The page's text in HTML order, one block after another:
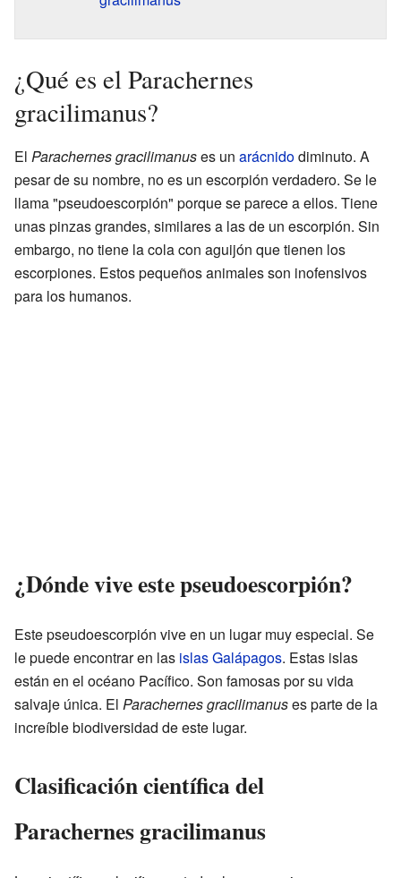
¿Qué es el Parachernes
gracilimanus?
El Parachernes gracilimanuses un arácnidodiminuto. A
pesar de su nombre, no es un escorpión verdadero. Se le
llama "pseudoescorpión" porque se parece a ellos. Tiene
unas pinzas grandes, similares a las de un escorpión. Sin
embargo, no tiene la cola con aguijón que tienen los
escorpiones. Estos pequeños animales son inofensivos
para los humanos.
¿Dónde vive este pseudoescorpión?
Este pseudoescorpión vive en un lugar muy especial. Se
le puede encontrar en las islasGalápagos. Estas islas
están en el océano Pacífico. Son famosas por su vida
salvaje única. El Parachernes gracilimanuses parte de la
increíble biodiversidad de este lugar.
Clasificación científica del
Parachernes gracilimanus